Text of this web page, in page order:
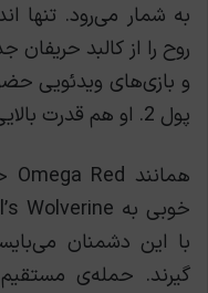
به شمار می‌رود. تنها
و بازی‌های ویدئویی
پول 2. او هم قدرت بالایی دارد و هم سرعت بالا.
با این دشمنان
گیرند. حمله‌ی